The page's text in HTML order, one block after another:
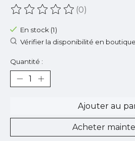
Ce produit est évalué à
(0)
En stock (1)
Vérifier la disponibilité en boutique
Quantité :
Ajouter au
Acheter